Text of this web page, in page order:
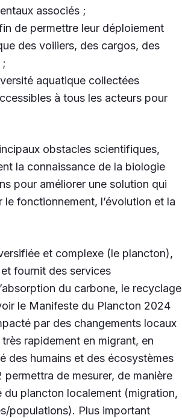
associés ;
de permettre leur déploiement
des voiliers, des cargos, des
aquatique collectées
à tous les acteurs pour
obstacles scientifiques,
la connaissance de la biologie
pour améliorer une solution qui
fonctionnement, l’évolution et la
et complexe (le plancton),
fournit des services
du carbone, le recyclage
le Manifeste du Plancton 2024
par des changements locaux
rapidement en migrant, en
des humains et des écosystèmes
de mesurer, de manière
plancton localement (migration,
populations). Plus important